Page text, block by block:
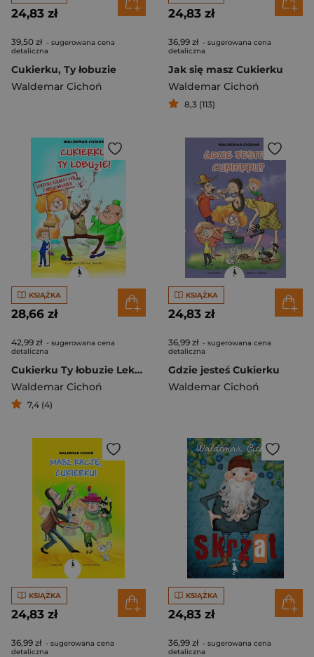
24,83 zł
39,50 zł - sugerowana cena
detaliczna
Cukierku, Ty łobuzie
Waldemar Cichoń
24,83 zł
36,99 zł - sugerowana cena
detaliczna
Jak się masz Cukierku
Waldemar Cichoń
8,3 (113)
KSIĄŻKA
28,66 zł
42,99 zł - sugerowana cena
detaliczna
Cukierku Ty łobuzie Lektura z opracowaniem
Waldemar Cichoń
7,4 (4)
KSIĄŻKA
24,83 zł
36,99 zł - sugerowana cena
detaliczna
Gdzie jesteś Cukierku
Waldemar Cichoń
KSIĄŻKA
24,83 zł
36,99 zł - sugerowana cena
detaliczna
KSIĄŻKA
24,83 zł
36,99 zł - sugerowana cena
detaliczna